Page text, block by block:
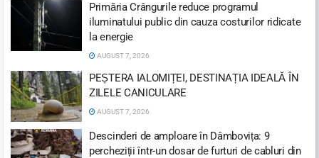
Primăria Crângurile reduce programul
iluminatului public din cauza costurilor ridicate
la energie
AUGUST 7, 2026
PEȘTERA IALOMIȚEI, DESTINAȚIA IDEALĂ ÎN
ZILELE CANICULARE
AUGUST 7, 2026
Descinderi de amploare în Dâmbovița: 9
percheziții într-un dosar de furturi de cabluri din